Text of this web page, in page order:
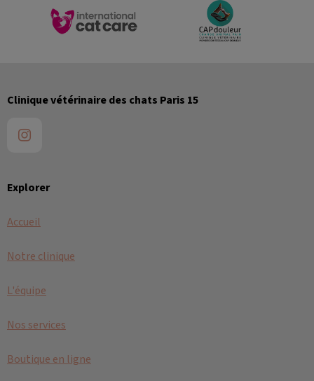
Explorer
Accueil
Notre clinique
L'équipe
Nos services
Boutique en ligne
Clinique vétérinaire des chats Paris 15